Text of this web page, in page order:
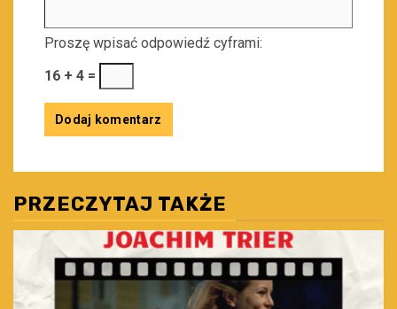
Proszę wpisać odpowiedź cyframi:
16 + 4 =
PRZECZYTAJ TAKŻE